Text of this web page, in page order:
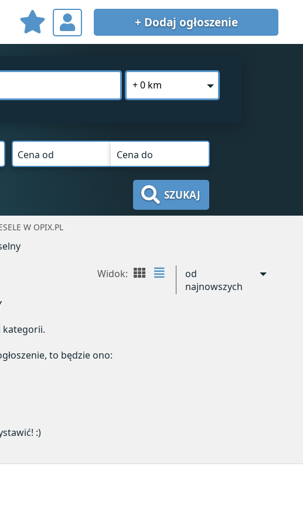
+ Dodaj ogłoszenie
+ 0 km
Cena od Cena do
SZUKAJ
W OPIX.PL
Widok:
od
najnowszych
kategorii.
to będzie ono:
:)